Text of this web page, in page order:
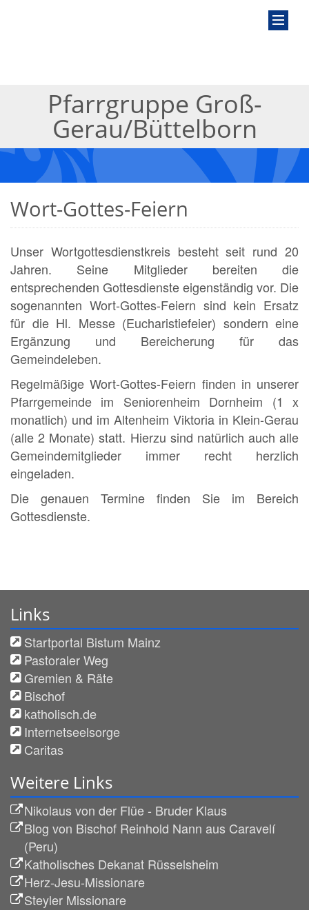
Pfarrgruppe Groß-
Gerau/Büttelborn
Wort-Gottes-Feiern
Unser Wortgottesdienstkreis besteht seit rund 20
Jahren. Seine Mitglieder bereiten die
entsprechenden Gottesdienste eigenständig vor. Die
sogenannten Wort-Gottes-Feiern sind kein Ersatz
für die Hl. Messe (Eucharistiefeier) sondern eine
Ergänzung und Bereicherung für das
Gemeindeleben.
Regelmäßige Wort-Gottes-Feiern finden in unserer
Pfarrgemeinde im Seniorenheim Dornheim (1 x
monatlich) und im Altenheim Viktoria in Klein-Gerau
(alle 2 Monate) statt. Hierzu sind natürlich auch alle
Gemeindemitglieder immer recht herzlich
eingeladen.
Die genauen Termine finden Sie im Bereich
Gottesdienste.
Links
Startportal Bistum Mainz
Pastoraler Weg
Gremien & Räte
Bischof
katholisch.de
Internetseelsorge
Caritas
Weitere Links
Nikolaus von der Flüe - Bruder Klaus
Blog von Bischof Reinhold Nann aus Caravelí
(Peru)
Katholisches Dekanat Rüsselsheim
Herz-Jesu-Missionare
Steyler Missionare